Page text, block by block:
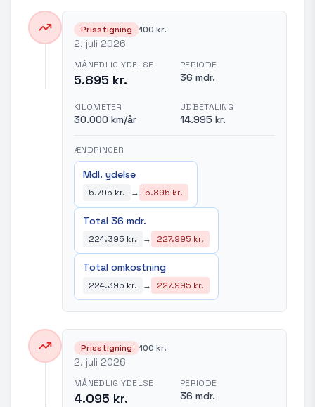
Prisstigning 100 kr.
2. juli 2026
MÅNEDLIG YDELSE
5.895 kr.
PERIODE
36 mdr.
KILOMETER
30.000 km/år
UDBETALING
14.995 kr.
ÆNDRINGER
Mdl. ydelse
5.795 kr. → 5.895 kr.
Total 36 mdr.
224.395 kr. → 227.995 kr.
Total omkostning
224.395 kr. → 227.995 kr.
Prisstigning 100 kr.
2. juli 2026
MÅNEDLIG YDELSE
4.095 kr.
PERIODE
36 mdr.